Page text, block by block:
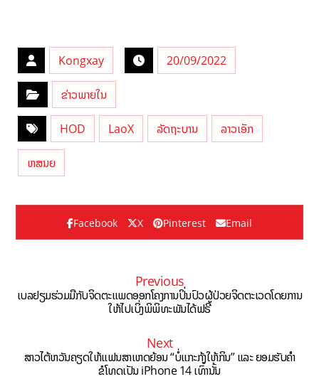
Kongxay 20/09/2022
ຂ່າວພາຍໃນ
HOD LaoX ລັດຖະບານ ລາວເອັກ
ຫສນຍ
Facebook X Pinterest Email
Previous
ເບລຢຽມຮ່ວມມືກັບຈິດຕະແພດອອກໂຄງການປິ່ນປົວຜູ້ປ່ວຍຈິດຕະເວດໂດຍການ
ໃຫ້ໄປເບິ່ງພິພິທະພັນໄດ້ຟຣີ
Next
ສາວໄຕ້ຫວັນຄຽດໃຫ້ແຟນສາເຫດຍ້ອນ “ບໍ່ແກະກຸ້ງໃຫ້ກິນ” ແລະ ຍອມຮັບຄໍາ
ຂໍໂທດເປັນ iPhone 14 ເທົ່ານັ້ນ